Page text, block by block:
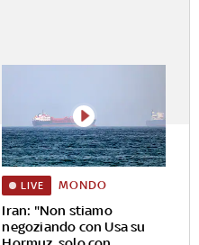
Iran: "Non stiamo
negoziando con Usa su
LIVE MONDO